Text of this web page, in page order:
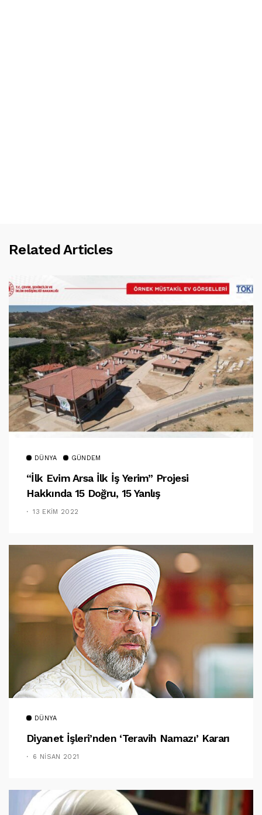
Related Articles
DÜNYA GÜNDEM
“İlk Evim Arsa İlk İş Yerim” Projesi
Hakkında 15 Doğru, 15 Yanlış
13 EKIM 2022
DÜNYA
Diyanet İşleri’nden ‘teravih Namazı’ Kararı
6 NISAN 2021